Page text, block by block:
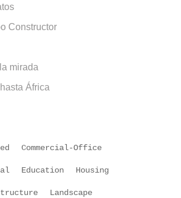
Constructor
mirada
África
Commercial-Office
Education Housing
Landscape